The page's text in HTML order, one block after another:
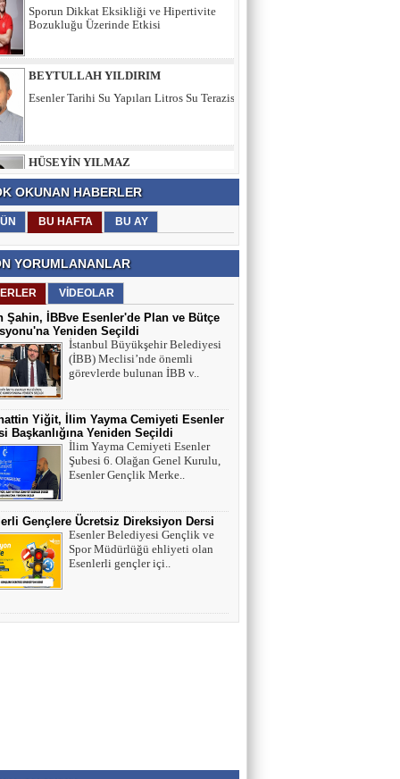
BEYTULLAH YILDIRIM
Esenler Tarihi Su Yapıları Litros Su Terazisi
HÜSEYİN YILMAZ
İstanbul Sözleşmesi değil, 'Veda Hutbesi!
AYŞE GÜL ÖZER
Aklın Sustuğu Yerde, “Ş İ D D E T”
Konuşur!
MUSTAFA KARACA
HAYVAN HAKLARI
AV. SEDAT İLBEGİ
YENİ PARTİ (Seçilmişlerin Mahvına,
Statükonun Devamına…)
HAMZA BALCI
"DİRİ DİRİ TOPRAĞA GÖMÜLEN
KIZA,HANGİ GÜNAHTAN ÖTÜRÜ
ÖLDÜRÜLDÜĞÜ SORULDUĞU
ZAMAN..." (TEKVİR, 8-9)
Uğur Çoban
OKUNAN HABERLER
BU HAFTA BU AY
YORUMLANANLAR
VİDEOLAR
Şahin, İBBve Esenler'de Plan ve Bütçe
Yeniden Seçildi
İstanbul Büyükşehir Belediyesi
(İBB) Meclisi’nde önemli
görevlerde bulunan İBB v..
Yiğit, İlim Yayma Cemiyeti Esenler
Başkanlığına Yeniden Seçildi
İlim Yayma Cemiyeti Esenler
Şubesi 6. Olağan Genel Kurulu,
Esenler Gençlik Merke..
Gençlere Ücretsiz Direksiyon Dersi
Esenler Belediyesi Gençlik ve
Spor Müdürlüğü ehliyeti olan
Esenlerli gençler içi..